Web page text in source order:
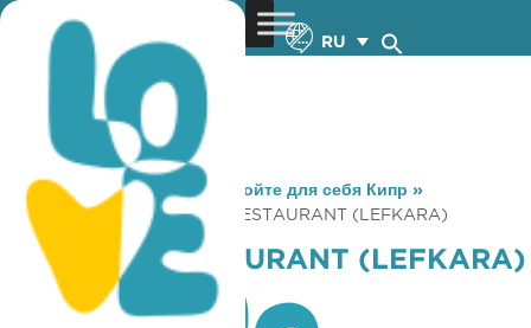
RU
You are here: Home »Откройте для себя Кипр »
Gastronomy
» PAVILION RESTAURANT (LEFKARA)
PAVILION RESTAURANT (LEFKARA)